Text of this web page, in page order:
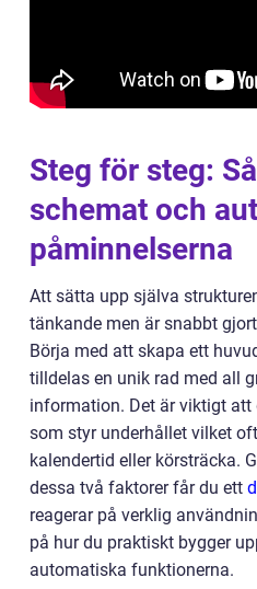
Steg för steg:
schemat och
påminnelserna
Att sätta upp själva
tänkande men är snabbt
Börja med att skapa ett
tilldelas en unik rad med all
information. Det är viktigt
som styr underhållet vilket
kalendertid eller körsträcka.
dessa två faktorer får du ett
reagerar på verklig
på hur du praktiskt bygger
automatiska funktionerna.